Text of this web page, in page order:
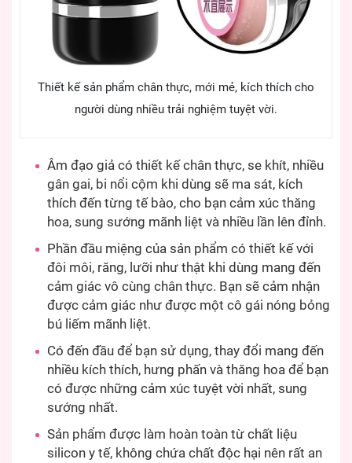
Thiết kế sản phẩm chân thực, mới mẻ, kích thích cho
người dùng nhiều trải nghiệm tuyệt vời.
Âm đạo giả có thiết kế chân thực, se khít, nhiều
gân gai, bi nổi cộm khi dùng sẽ ma sát, kích
thích đến từng tế bào, cho bạn cảm xúc thăng
hoa, sung sướng mãnh liệt và nhiều lần lên đỉnh.
Phần đầu miệng của sản phẩm có thiết kế với
đôi môi, răng, lưỡi như thật khi dùng mang đến
cảm giác vô cùng chân thực. Bạn sẽ cảm nhận
được cảm giác như được một cô gái nóng bỏng
bú liếm mãnh liệt.
Có đến đầu để bạn sử dụng, thay đổi mang đến
nhiều kích thích, hưng phấn và thăng hoa để bạn
có được những cảm xúc tuyệt vời nhất, sung
sướng nhất.
Sản phẩm được làm hoàn toàn từ chất liệu
silicon y tế, không chứa chất độc hại nên rất an